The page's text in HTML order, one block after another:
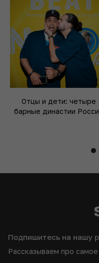
Отцы и дети: четыре
барные династии
Подпишитесь на нашу
Рассказываем про